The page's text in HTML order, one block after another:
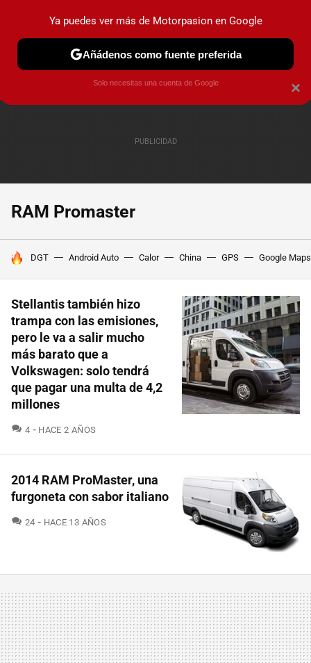
PRUEBAS COCHES ELÉCTRICOS OBSERVATORIO
RAM Promaster
HOY SE HABLA DE
DGT Android Auto Calor China GPS Google Maps
Stellantis también hizo
trampa con las emisiones,
pero le va a salir mucho
más barato que a
Volkswagen: solo tendrá
que pagar una multa de 4,2
millones
4 COMENTARIOS
HACE 2 AÑOS
2014 RAM ProMaster, una
furgoneta con sabor italiano
24 COMENTARIOS
HACE 13 AÑOS
×
Ya puedes ver más de Motorpasion en Google
Añádenos como fuente preferida
Solo necesitas una cuenta de Google